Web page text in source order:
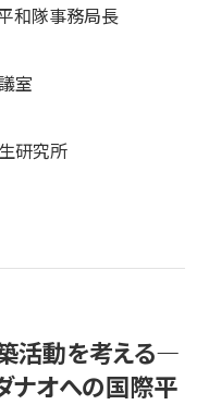
和隊事務局長
室
研究所
活動を考える―
ナオへの国際平